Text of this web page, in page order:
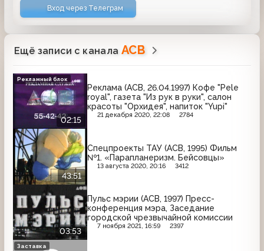
Вход через Телеграм
Ещё записи с канала АСВ
02:15
Реклама (АСВ, 26.04.1997) Кофе "Pele
royal", газета "Из рук в руки", салон
красоты "Орхидея", напиток "Yupi"
21 декабря 2020, 22:08 2784
Рекламный блок
43:51
Спецпроекты ТАУ (АСВ, 1995) Фильм
№1. «Парапланеризм. Бейсовцы»
13 августа 2020, 20:16 3412
03:53
Пульс мэрии (АСВ, 1997) Пресс-
конференция мэра, Заседание
городской чрезвычайной комиссии
7 ноября 2021, 16:59 2397
Заставка